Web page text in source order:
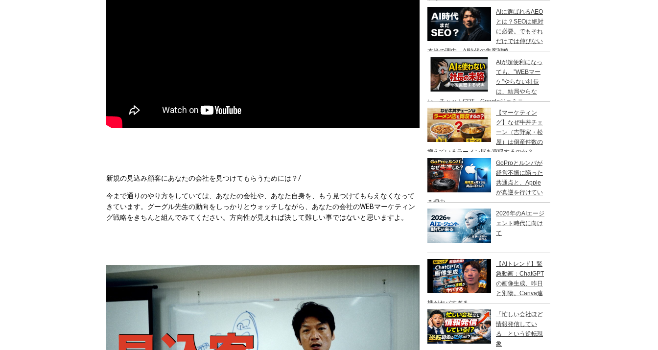
新規の見込み顧客にあなたの会社を見つけてもらうためには？/
今まで通りのやり方をしていては、あなたの会社や、あなた自身を、もう見つけてもらえなくなって
きています。グーグル先生の動向をしっかりとウォッチしながら、あなたの会社のWEBマーケティン
グ戦略をきちんと組んでみてください。方向性が見えれば決して難しい事ではないと思いますよ。
AIに選ばれるAEO
とは？SEOは絶対
に必要。でもそれ
だけでは伸びない
本当の理由、AI時代の集客戦略
AIが超便利になっ
ても、”WEBマー
ケ”やらない社長
は、結局やらな
い。チャットGPT、Googleジェミニ
【マーケティン
グ】なぜ牛丼チェ
ーン（吉野家・松
屋）は倒産件数の
増えているラーメン屋を買収するのか？
GoProとルンバが
経営不振に陥った
共通点と、Apple
が真逆を行けてい
る理由
2026年のAIエージ
ェント時代に向け
て
【AIトレンド】緊
急動画：ChatGPT
の画像生成、昨日
と別物。Canva連
携がヤバすぎる
「忙しい会社ほど
情報発信してい
る」という逆転現
象